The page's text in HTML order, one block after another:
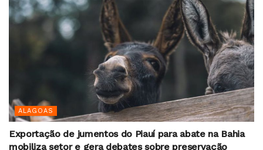
ALAGOAS
Exportação de jumentos do Piauí para abate na Bahia
mobiliza setor e gera debates sobre preservação